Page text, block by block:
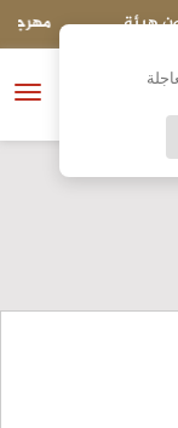
فتح
الكاملة